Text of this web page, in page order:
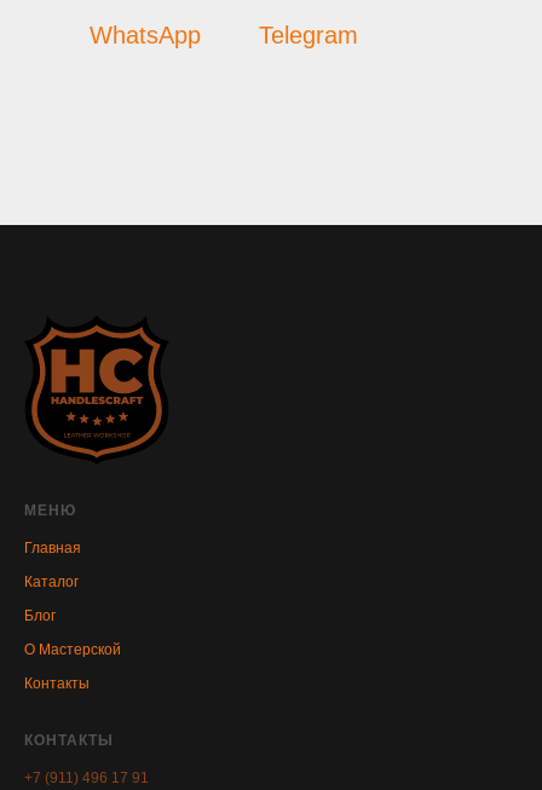
WhatsApp Telegram
МЕНЮ
Главная
Каталог
Блог
О Мастерской
Контакты
КОНТАКТЫ
+7 (911) 496 17 91